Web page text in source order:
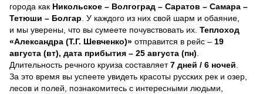
города как Никольское – Волгоград – Саратов – Самара –
Тетюши – Болгар . У каждого из них свой шарм и обаяние,
и мы уверены, что вы сумеете почувствовать их. Теплоход
«Александра (Т.Г. Шевченко)» отправится в рейс – 19
августа (вт), дата прибытия – 25 августа (пн)
Длительность речного круиза составляет7 дней / 6 ночей
За это время вы успеете увидеть красоты русских рек и озер,
лесов и полей, познакомитесь с интересными людьми,